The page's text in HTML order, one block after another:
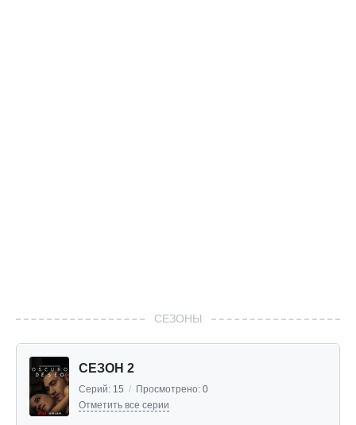
СЕЗОНЫ
СЕЗОН 2
Серий: 15 / Просмотрено: 0
Отметить все серии